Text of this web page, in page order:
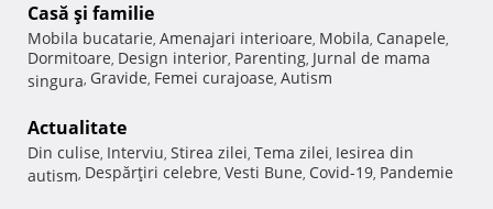
Casă şi familie
Mobila bucatarie, Amenajari interioare, Mobila, Canapele,
Dormitoare, Design interior, Parenting, Jurnal de mama
singura, Gravide, Femei curajoase, Autism
Actualitate
Din culise, Interviu, Stirea zilei, Tema zilei, Iesirea din
autism, Despărţiri celebre, Vesti Bune, Covid-19, Pandemie